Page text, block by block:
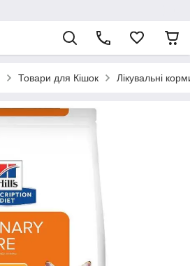
Товари для Кішок Лікувальні